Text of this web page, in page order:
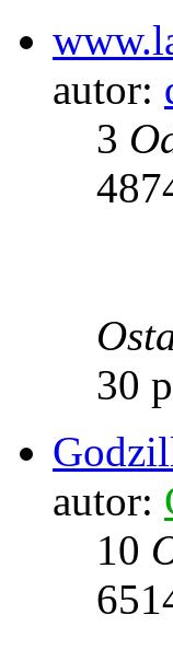
autor:
3
30
autor:
10